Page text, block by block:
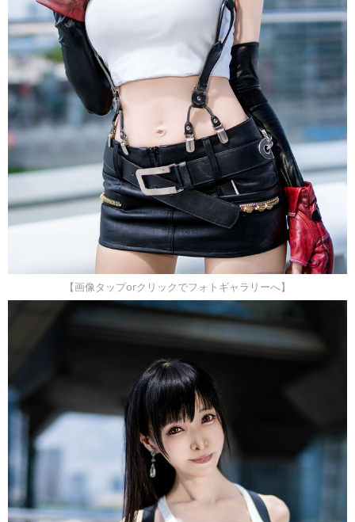
【画像タップorクリックでフォトギャラリーへ】